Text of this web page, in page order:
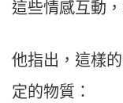
這些情感互動
他指出，這樣
定的物質：